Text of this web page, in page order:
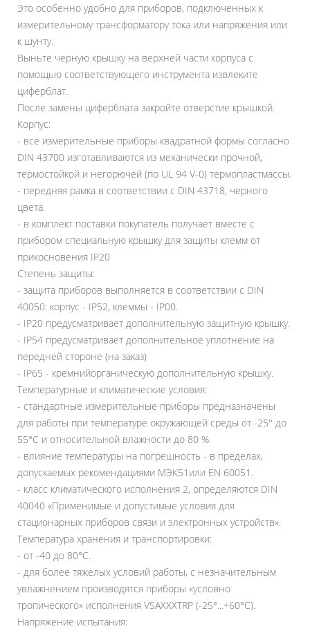
Это особенно удобно для приборов, подключенных к
измерительному трансформатору тока или напряжения или
к шунту.
Выньте черную крышку на верхней части корпуса с
помощью соответствующего инструмента извлеките
циферблат.
После замены циферблата закройте отверстие крышкой.
Корпус:
- все измерительные приборы квадратной формы согласно
DIN 43700 изготавливаются из механически прочной,
термостойкой и негорючей (по UL 94 V-0) термопластмассы.
- передняя рамка в соответствии с DIN 43718, черного
цвета.
- в комплект поставки покупатель получает вместе с
прибором специальную крышку для защиты клемм от
прикосновения IP20
Степень защиты:
- защита приборов выполняется в соответствии с DIN
40050: корпус - IP52, клеммы - IP00.
- IP20 предусматривает дополнительную защитную крышку.
- IP54 предусматривает дополнительное уплотнение на
передней стороне (на заказ)
- IP65 - кремнийорганическую дополнительную крышку.
Температурные и климатические условия:
- стандартные измерительные приборы предназначены
для работы при температуре окружающей среды от -25° до
55°C и относительной влажности до 80 %.
- влияние температуры на погрешность - в пределах,
допускаемых рекомендациями МЭК51или EN 60051.
- класс климатического исполнения 2, определяются DIN
40040 «‎Применимые и допустимые условия для
стационарных приборов связи и электронных устройств»‎.
Температура хранения и транспортировки:
- от -40 до 80°C.
- для более тяжелых условий работы, с незначительным
увлажнением производятся приборы «‎условно
тропического»‎ исполнения VSAXXXTRP (-25°...+60°C).
Напряжение испытания: